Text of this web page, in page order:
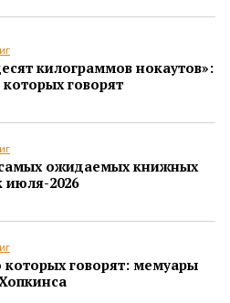
килограммов нокаутов»:
говорят
ожидаемых книжных
июля-2026
которых говорят: мемуары